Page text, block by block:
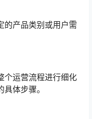
的产品类别或用户需
个运营流程进行细化
体步骤。